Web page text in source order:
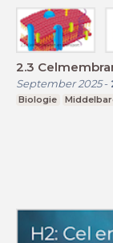
2.3
September 2025-
Biologie